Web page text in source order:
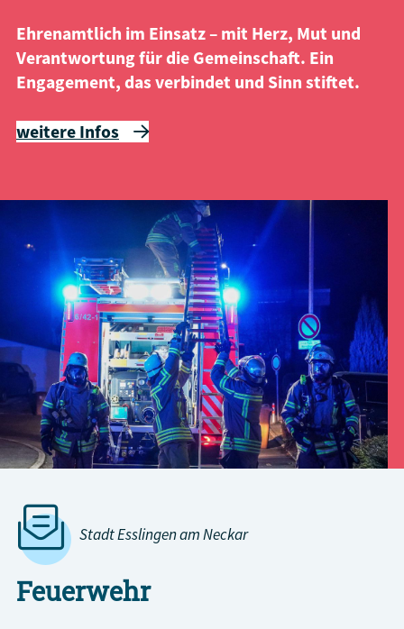
Ehrenamtlich im Einsatz – mit Herz, Mut und
Verantwortung für die Gemeinschaft. Ein
Engagement, das verbindet und Sinn stiftet.
weitere Infos
Stadt Esslingen am Neckar
Feuerwehr